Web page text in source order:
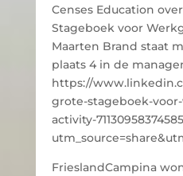
Censes Education
Stageboek voor
Maarten Brand staat
plaats 4 in de
https://
grote-stageboek-
activity-
FrieslandCampina